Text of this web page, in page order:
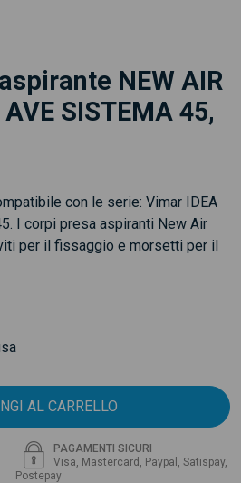
NEW AIR
AVE SISTEMA 45,
con le serie: Vimar IDEA
I corpi presa aspiranti New Air
per il fissaggio e morsetti per il
AL CARRELLO
PAGAMENTI SICURI
Visa, Mastercard, Paypal, Satispay,
Postepay